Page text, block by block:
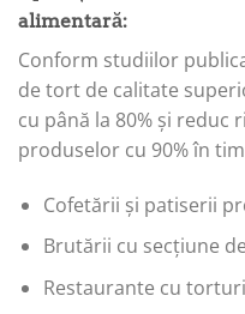
alimentară:
Conform studiilor
de tort de calitate
cu până la 80% și reduc
produselor cu 90% în
Cofetării și patiserii
Brutării cu secțiune
Restaurante cu